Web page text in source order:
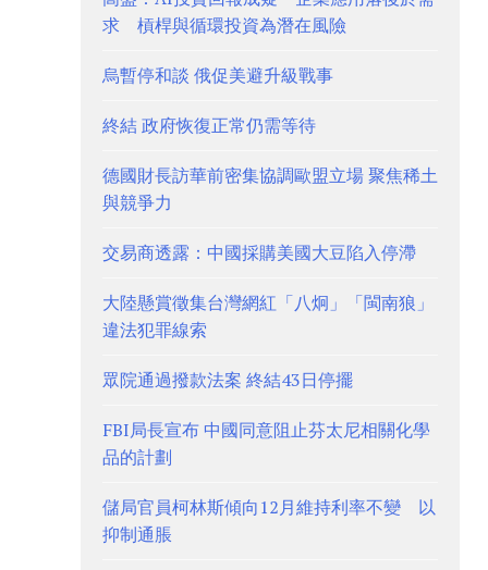
求 槓桿與循環投資為潛在風險
烏暫停和談 俄促美避升級戰事
終結 政府恢復正常仍需等待
德國財長訪華前密集協調歐盟立場 聚焦稀土
與競爭力
交易商透露：中國採購美國大豆陷入停滯
大陸懸賞徵集台灣網紅「八炯」「閩南狼」
違法犯罪線索
眾院通過撥款法案 終結43日停擺
FBI局長宣布 中國同意阻止芬太尼相關化學
品的計劃
儲局官員柯林斯傾向12月維持利率不變 以
抑制通脹